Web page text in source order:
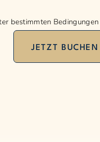
bestimmten Bedingungen
JETZT BUCHEN